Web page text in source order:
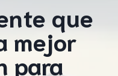
que
mejor
para